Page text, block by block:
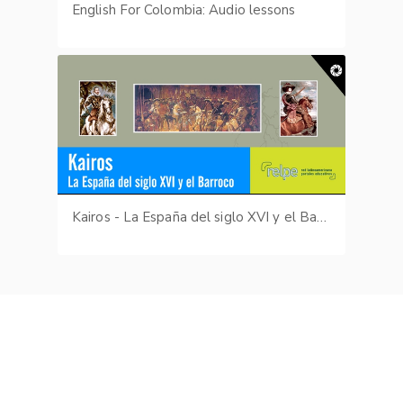
English For Colombia: Audio lessons
Kairos - La España del siglo XVI y el Barroco